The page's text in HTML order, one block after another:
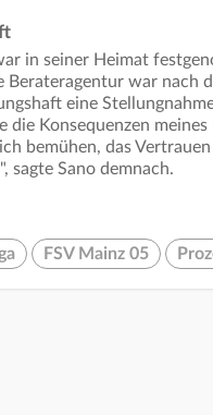
in seiner Heimat
Berateragentur war nach
eine
die Konsequenzen meines
bemühen, das Vertrauen
sagte Sano demnach.
FSV Mainz 05